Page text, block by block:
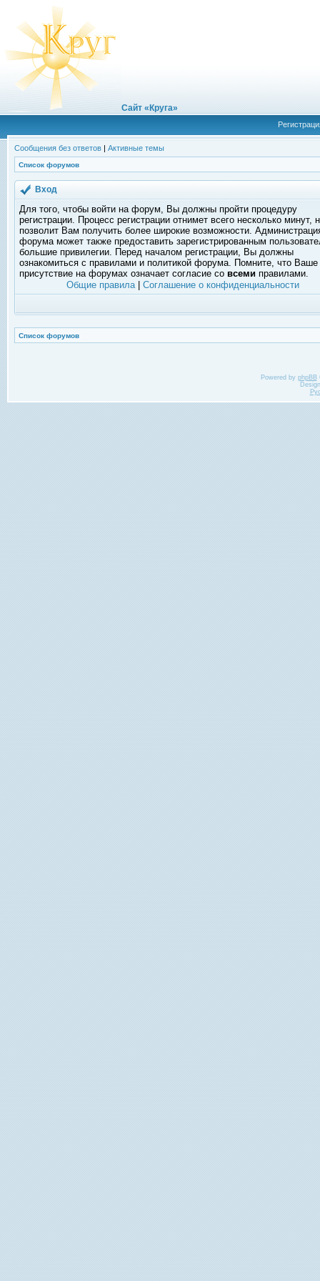
Сайт «Круга»
Сообщения без ответов | Активные темы
Список форумов
Вход
Для того, чтобы войти на форум, Вы должны пройти процедуру
регистрации. Процесс регистрации отнимет всего несколько минут,
позволит Вам получить более широкие возможности.
форума может также предоставить зарегистрированным
большие привилегии. Перед началом регистрации, Вы должны
ознакомиться с правилами и политикой форума. Помните, что Ваше
присутствие на форумах означает согласие со всеми правилами.
Общие правила| Соглашение о конфиденциальности
Список форумов
Powered by phpBB